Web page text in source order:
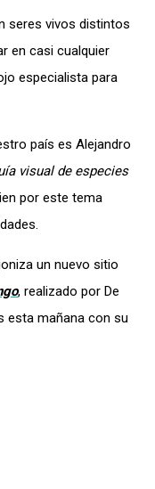
seres vivos distintos
en casi cualquier
especialista para
país es Alejandro
visual de especies
por este tema
un nuevo sitio
, realizado por De
esta mañana con su